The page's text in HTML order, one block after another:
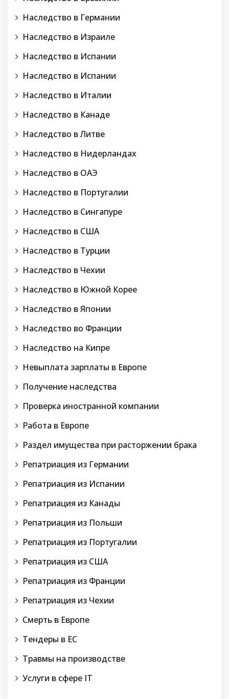
Наследство в Германии
Наследство в Израиле
Наследство в Испании
Наследство в Испании
Наследство в Италии
Наследство в Канаде
Наследство в Литве
Наследство в Нидерландах
Наследство в ОАЭ
Наследство в Португалии
Наследство в Сингапуре
Наследство в США
Наследство в Турции
Наследство в Чехии
Наследство в Южной Корее
Наследство в Японии
Наследство во Франции
Наследство на Кипре
Невыплата зарплаты в Европе
Получение наследства
Проверка иностранной компании
Работа в Европе
Раздел имущества при расторжении брака
Репатриация из Германии
Репатриация из Испании
Репатриация из Канады
Репатриация из Польши
Репатриация из Португалии
Репатриация из США
Репатриация из Франции
Репатриация из Чехии
Смерть в Европе
Тендеры в ЕС
Травмы на производстве
Услуги в сфере IT